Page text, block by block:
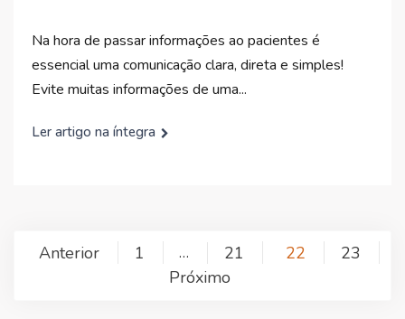
Na hora de passar informações ao pacientes é
essencial uma comunicação clara, direta e simples!
Evite muitas informações de uma...
Ler artigo na íntegra
Paginação
Anterior 1 … 21 22
23
Próximo